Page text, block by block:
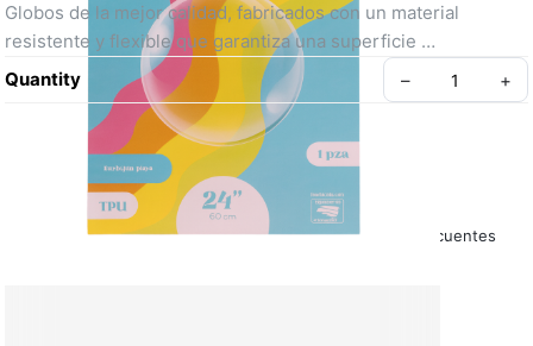
Globos de la mejor calidad, fabricados con un material
resistente y flexible que garantiza una superficie
completamente lisa, sin marcas ni pliegues.
🎨 Diseños lineales o con figuras
Disponibles en estilos modernos y versátiles, perfectos para
personalizar con vinilos, nombres, frases o decoraciones
creativas que se adapten a cualquier ocasión.
Quantity – +
Acerca de nosotrasPolítica de la TiendaPreguntas Frecuentes